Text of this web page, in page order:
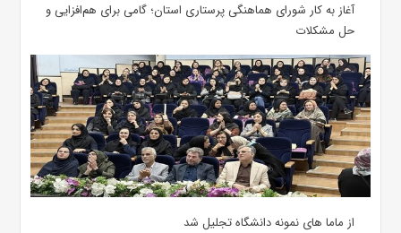
آغاز به کار شورای هماهنگی پرستاری استان؛ گامی برای هم‌افزایی و
حل مشکلات
از ماما های نمونه دانشگاه تجلیل شد